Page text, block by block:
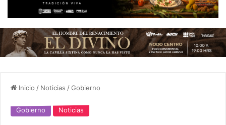
Inicio / Noticias /Gobierno
Gobierno Noticias